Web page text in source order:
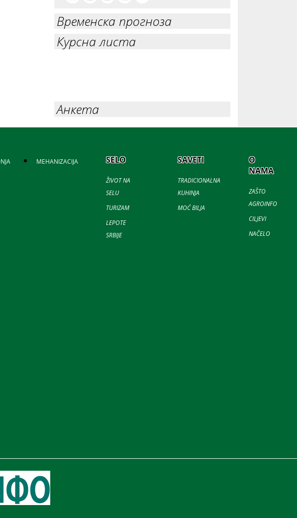
Временска прогноза
Курсна листа
Анкета
MEHANIZACIJA SELO
ŽIVOT NA
SELU
TURIZAM
LEPOTE
SRBIJE
SAVETI
TRADICIONALNA
KUHINJA
MOĆ BILJA
O
NAMA
ZAŠTO
AGROINFO
CILJEVI
NAČELO